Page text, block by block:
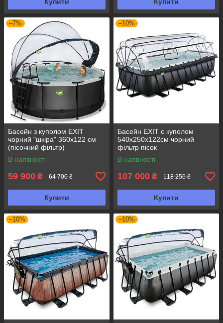
–7%
Басейн з куполом EXIT
чорний "шкіра" 360х122 см
(пісочний фільтр)
В наявності
59 900 ₴ 64 700 ₴
Купити
–10%
Басейн EXIT с куполом
540х250х122см чорний
фільтр пісок
В наявності
107 000 ₴ 118 250 ₴
Купити
–10% –10%